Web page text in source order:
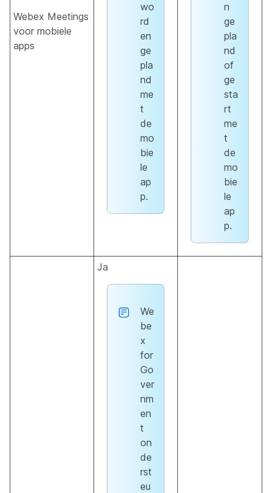
Webex Meetings
voor mobiele
apps
wo
rd
en
ge
pla
nd
me
t
de
mo
bie
le
ap
p.
n
ge
pla
nd
of
ge
sta
rt
me
t
de
mo
bie
le
ap
p.
Ja
We
be
x
for
Go
ver
nm
en
t
on
de
rst
eu